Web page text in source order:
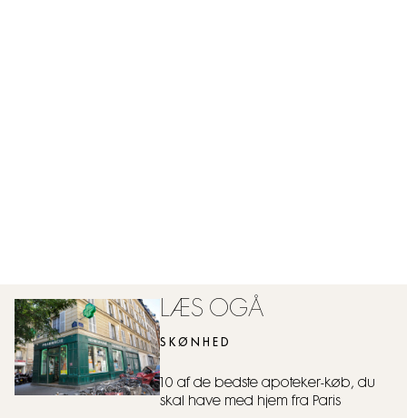
LÆS OGÅ
SKØNHED
10 af de bedste apoteker-køb, du
skal have med hjem fra Paris